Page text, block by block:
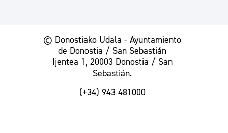
© Donostiako Udala - Ayuntamiento
de Donostia / San Sebastián
Ijentea 1, 20003 Donostia / San
Sebastián.
(+34) 943 481000